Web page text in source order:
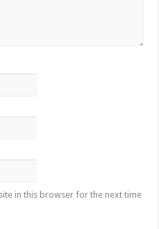
in this browser for the next time